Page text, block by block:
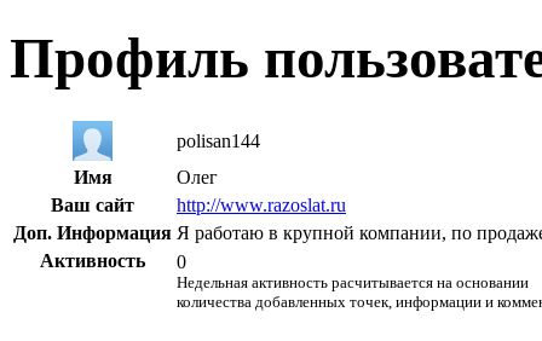
Профиль
polisan144
Имя
Олег
Ваш сайт
http://www.razoslat.ru
Доп. Информация Я работаю в крупной компании, по
Активность
0
Недельная активность расчитывается на основании
количества добавленных точек, информации и